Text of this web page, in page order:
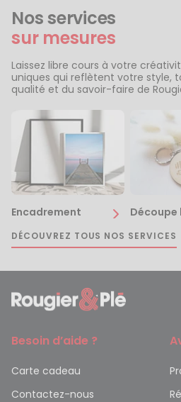
Nos services
sur mesures
Laissez libre cours à votre
uniques qui reflètent votre style,
qualité et du savoir-faire de
Encadrement Découpe
DÉCOUVREZ TOUS NOS SERVICES
Besoin d’aide ?
Carte cadeau
Contactez-nous